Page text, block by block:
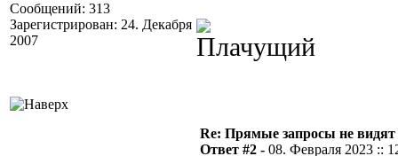
Сообщений: 313
Зарегистрирован: 24. Декабря
2007
Re: Прямые запросы не видят
Ответ #2 - 08. Февраля 2023 ::